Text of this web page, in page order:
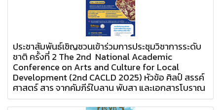
ประชาสัมพันธ์เชิญชวนเข้าร่วมการประชุมวิชาการระดับ
ชาติ ครั้งที่ 2 The 2nd National Academic
Conference on Arts and Culture for Local
Development (2nd CACLD 2025) หัวข้อ ศิลป์ สรรค์
ศาสตร์ สาร จากคัมภีร์ใบลาน พับสา และเอกสารโบราณ